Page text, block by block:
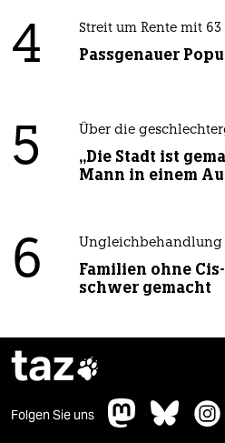
4 Streit um Rente mit 63
Passgenauer
5 Über die
„Die Stadt ist
Mann in einem
6 Ungleichbehandlung
Familien ohne
schwer gemacht
taz
Folgen Sie uns